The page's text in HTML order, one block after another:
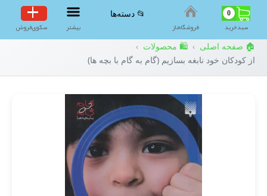
0
سبد‌خرید فروشگاه‌ناز
📂 دسته‌ها
بیشتر سکوی‌فروش
🏠 صفحه اصلی › 🛍️ محصولات ›
از کودکان خود نابغه بسازیم (گام به گام با بچه ها)